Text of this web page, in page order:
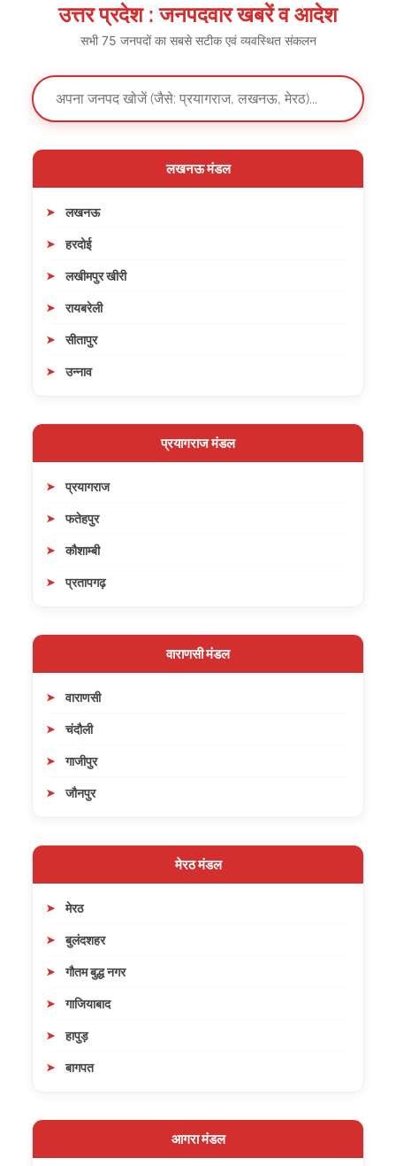
उत्तर प्रदेश : जनपदवार खबरें व आदेश
सभी 75 जनपदों का सबसे सटीक एवं व्यवस्थित संकलन
लखनऊ मंडल
लखनऊ
हरदोई
लखीमपुर खीरी
रायबरेली
सीतापुर
उन्नाव
प्रयागराज मंडल
प्रयागराज
फतेहपुर
कौशाम्बी
प्रतापगढ़
वाराणसी मंडल
वाराणसी
चंदौली
गाजीपुर
जौनपुर
मेरठ मंडल
मेरठ
बुलंदशहर
गौतम बुद्ध नगर
गाजियाबाद
हापुड़
बागपत
आगरा मंडल